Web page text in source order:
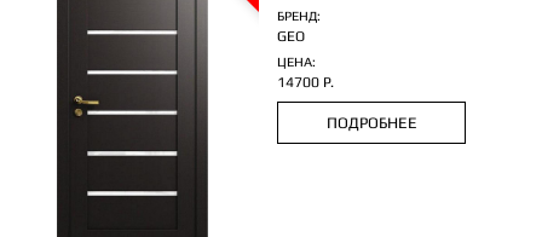
БРЕНД:
GEO
ЦЕНА:
14700 Р.
ПОДРОБНЕЕ